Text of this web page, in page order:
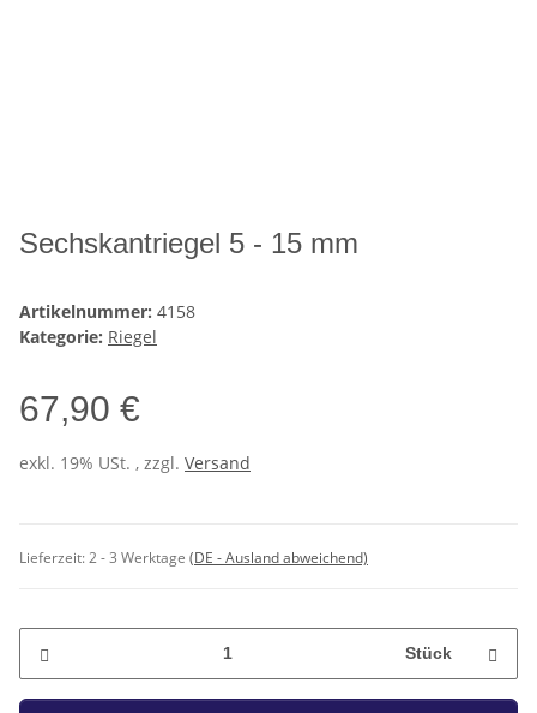
Sechskantriegel 5 - 15 mm
Artikelnummer: 4158
Kategorie: Riegel
67,90 €
exkl. 19% USt. , zzgl. Versand
Lieferzeit:2 - 3 Werktage (DE - Ausland abweichend)
Stück